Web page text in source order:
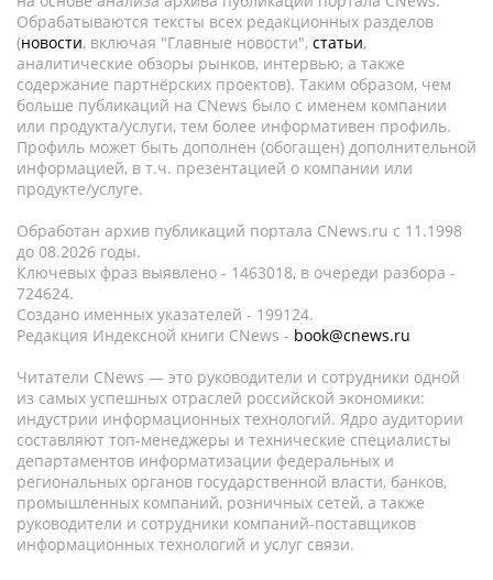
Обрабатываются тексты всех редакционных разделов
(новости, включая "Главные новости", статьи,
аналитические обзоры рынков, интервью, а также
содержание партнёрских проектов). Таким образом, чем
больше публикаций на CNews было с именем компании
или продукта/услуги, тем более информативен профиль.
Профиль может быть дополнен (обогащен) дополнительной
информацией, в т.ч. презентацией о компании или
продукте/услуге.
Обработан архив публикаций портала CNews.ru c 11.1998
до 08.2026 годы.
Ключевых фраз выявлено - 1463018, в очереди разбора -
724624.
Создано именных указателей - 199124.
Редакция Индексной книги CNews - book@cnews.ru
Читатели CNews — это руководители и сотрудники одной
из самых успешных отраслей российской экономики:
индустрии информационных технологий. Ядро аудитории
составляют топ-менеджеры и технические специалисты
департаментов информатизации федеральных и
региональных органов государственной власти, банков,
промышленных компаний, розничных сетей, а также
руководители и сотрудники компаний-поставщиков
информационных технологий и услуг связи.